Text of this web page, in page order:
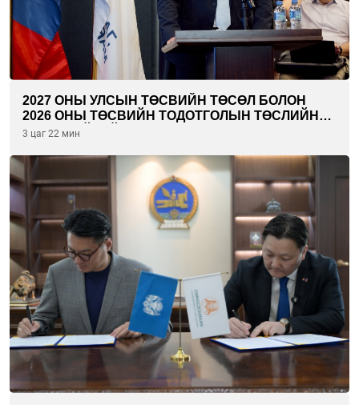
2027 ОНЫ УЛСЫН ТӨСВИЙН ТӨСӨЛ БОЛОН
2026 ОНЫ ТӨСВИЙН ТОДОТГОЛЫН ТӨСЛИЙН
ОЛОН НИЙТИЙН ХЭЛЭЛЦҮҮЛЭГ БОЛЛОО
3 цаг 22 мин